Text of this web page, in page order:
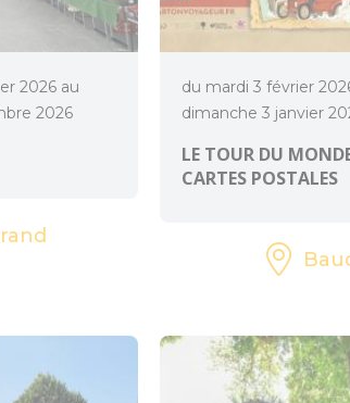
2026 au
2026
du mardi 3 février
dimanche 3 janvier
LE TOUR DU
CARTES POSTALES